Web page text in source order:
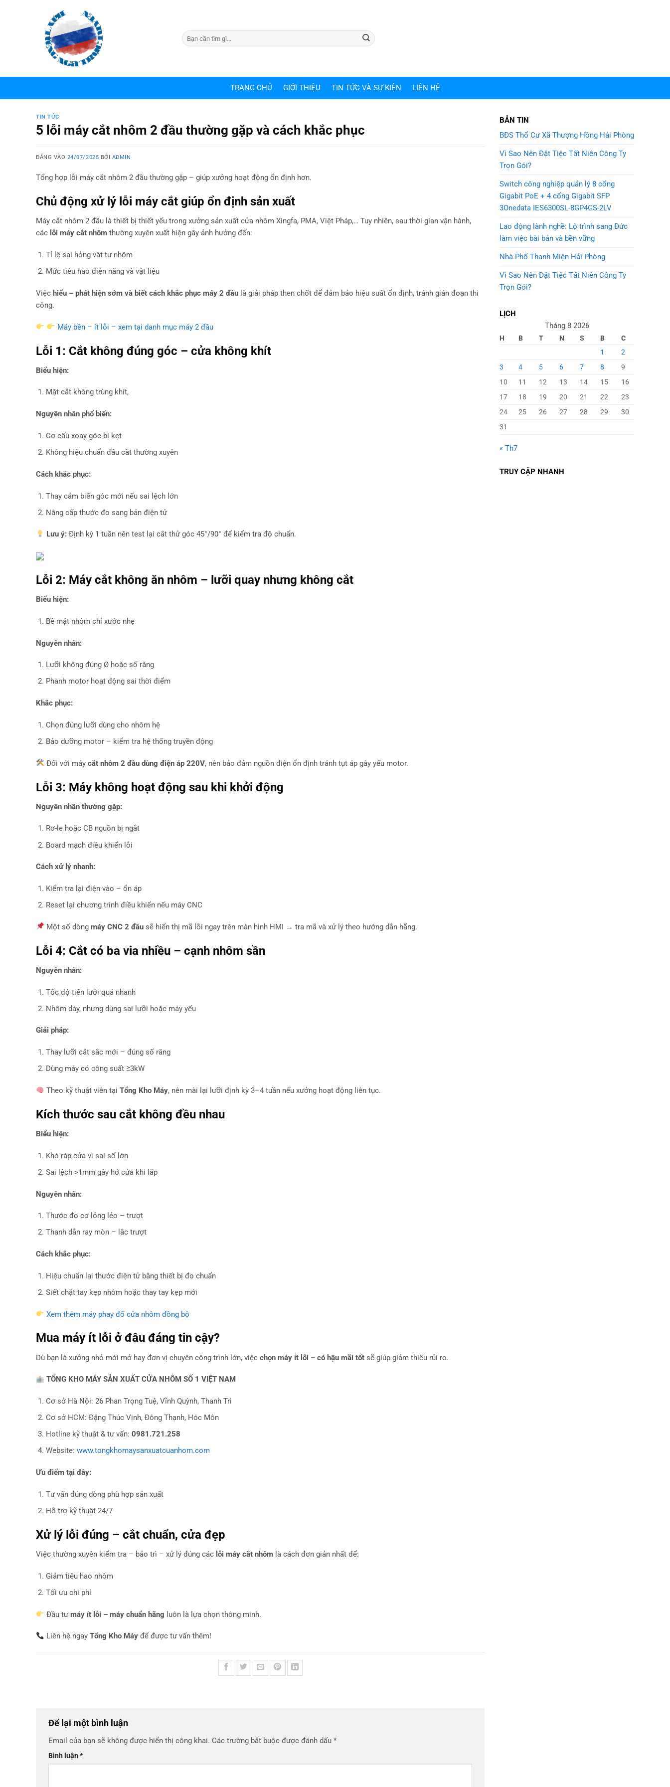
TRANG CHỦ GIỚI THIỆU TIN TỨC VÀ SỰ KIỆN LIÊN HỆ
TIN TỨC
5 lỗi máy cắt nhôm 2 đầu thường gặp và cách khắc phục
ĐĂNG VÀO 24/07/2025 BỞI ADMIN
Tổng hợp lỗi máy cắt nhôm 2 đầu thường gặp – giúp xưởng hoạt động ổn định hơn.
Chủ động xử lý lỗi máy cắt giúp ổn định sản xuất
Máy cắt nhôm 2 đầu là thiết bị thiết yếu trong xưởng sản xuất cửa nhôm Xingfa, PMA, Việt Pháp,… Tuy nhiên, sau thời gian vận hành,
các lỗi máy cắt nhôm thường xuyên xuất hiện gây ảnh hưởng đến:
Tỉ lệ sai hỏng vật tư nhôm
Mức tiêu hao điện năng và vật liệu
Việc hiểu – phát hiện sớm và biết cách khắc phục máy 2 đầu là giải pháp then chốt để đảm bảo hiệu suất ổn định, tránh gián đoạn thi
công.
Máy bền – ít lỗi – xem tại danh mục máy 2 đầu
Lỗi 1: Cắt không đúng góc – cửa không khít
Biểu hiện:
Mặt cắt không trùng khít,
Nguyên nhân phổ biến:
Cơ cấu xoay góc bị kẹt
Không hiệu chuẩn đầu cắt thường xuyên
Cách khắc phục:
Thay cảm biến góc mới nếu sai lệch lớn
Nâng cấp thước đo sang bản điện tử
Lưu ý: Định kỳ 1 tuần nên test lại cắt thử góc 45°/90° để kiểm tra độ chuẩn.
Lỗi 2: Máy cắt không ăn nhôm – lưỡi quay nhưng không cắt
Biểu hiện:
Bề mặt nhôm chỉ xước nhẹ
Nguyên nhân:
Lưỡi không đúng Ø hoặc số răng
Phanh motor hoạt động sai thời điểm
Khắc phục:
Chọn đúng lưỡi dùng cho nhôm hệ
Bảo dưỡng motor – kiểm tra hệ thống truyền động
Đối với máycắt nhôm 2 đầu dùng điện áp 220V, nên bảo đảm nguồn điện ổn định tránh tụt áp gây yếu motor.
Lỗi 3: Máy không hoạt động sau khi khởi động
Nguyên nhân thường gặp:
Rơ-le hoặc CB nguồn bị ngắt
Board mạch điều khiển lỗi
Cách xử lý nhanh:
Kiểm tra lại điện vào – ổn áp
Reset lại chương trình điều khiển nếu máy CNC
Một số dòngmáy CNC 2 đầu sẽ hiển thị mã lỗi ngay trên màn hình HMI → tra mã và xử lý theo hướng dẫn hãng.
Lỗi 4: Cắt có ba via nhiều – cạnh nhôm sần
Nguyên nhân:
Tốc độ tiến lưỡi quá nhanh
Nhôm dày, nhưng dùng sai lưỡi hoặc máy yếu
Giải pháp:
Thay lưỡi cắt sắc mới – đúng số răng
Dùng máy có công suất ≥3kW
Theo kỹ thuật viên tạiTổng Kho Máy, nên mài lại lưỡi định kỳ 3–4 tuần nếu xưởng hoạt động liên tục.
Kích thước sau cắt không đều nhau
Biểu hiện:
Khó ráp cửa vì sai số lớn
Sai lệch >1mm gây hở cửa khi lắp
Nguyên nhân:
Thước đo cơ lỏng lẻo – trượt
Thanh dẫn ray mòn – lắc trượt
Cách khắc phục:
Hiệu chuẩn lại thước điện tử bằng thiết bị đo chuẩn
Siết chặt tay kẹp nhôm hoặc thay tay kẹp mới
Xem thêm máy phay đố cửa nhôm đồng bộ
Mua máy ít lỗi ở đâu đáng tin cậy?
Dù bạn là xưởng nhỏ mới mở hay đơn vị chuyên công trình lớn, việc chọn máy ít lỗi – có hậu mãi tốt sẽ giúp giảm thiểu rủi ro.
TỔNG KHO MÁY SẢN XUẤT CỬA NHÔM SỐ 1 VIỆT NAM
Cơ sở Hà Nội: 26 Phan Trọng Tuệ, Vĩnh Quỳnh, Thanh Trì
Cơ sở HCM: Đặng Thúc Vịnh, Đông Thạnh, Hóc Môn
Hotline kỹ thuật & tư vấn: 0981.721.258
Website: www.tongkhomaysanxuatcuanhom.com
Ưu điểm tại đây:
Tư vấn đúng dòng phù hợp sản xuất
Hỗ trợ kỹ thuật 24/7
Xử lý lỗi đúng – cắt chuẩn, cửa đẹp
Việc thường xuyên kiểm tra – bảo trì – xử lý đúng các lỗi máy cắt nhôm là cách đơn giản nhất để:
Giảm tiêu hao nhôm
Tối ưu chi phí
Đầu tưmáy ít lỗi – máy chuẩn hãng luôn là lựa chọn thông minh.
Liên hệ ngayTổng Kho Máy để được tư vấn thêm!
Để lại một bình luận
Email của bạn sẽ không được hiển thị công khai. Các trường bắt buộc được đánh dấu *
Bình luận*
BẢN TIN
BĐS Thổ Cư Xã Thượng Hồng Hải Phòng
Vì Sao Nên Đặt Tiệc Tất Niên Công Ty
Trọn Gói?
Switch công nghiệp quản lý 8 cổng
Gigabit PoE + 4 cổng Gigabit SFP
3Onedata IES6300SL-8GP4GS-2LV
Lao động lành nghề: Lộ trình sang Đức
làm việc bài bản và bền vững
Nhà Phố Thanh Miện Hải Phòng
Vì Sao Nên Đặt Tiệc Tất Niên Công Ty
Trọn Gói?
LỊCH
Tháng 8 2026
H B T N S B
C
1
2
3
4 5 6 7 8
9
10
11 12 13 14 15
16
17
18 19 20 21 22
23
24
25 26 27 28 29
30
31
« Th7
TRUY CẬP NHANH